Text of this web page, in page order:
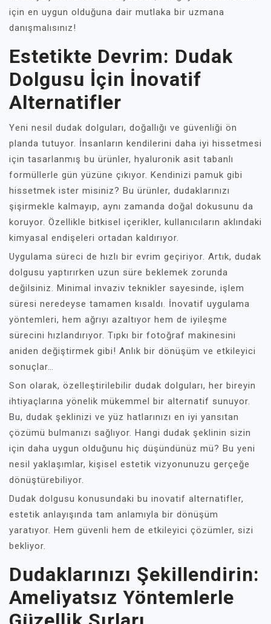
için en uygun olduğuna dair mutlaka bir uzmana
danışmalısınız!
Estetikte Devrim: Dudak
Dolgusu İçin İnovatif
Alternatifler
Yeni nesil dudak dolguları, doğallığı ve güvenliği ön
planda tutuyor. İnsanların kendilerini daha iyi hissetmesi
için tasarlanmış bu ürünler, hyaluronik asit tabanlı
formüllerle gün yüzüne çıkıyor. Kendinizi pamuk gibi
hissetmek ister misiniz? Bu ürünler, dudaklarınızı
şişirmekle kalmayıp, aynı zamanda doğal dokusunu da
koruyor. Özellikle bitkisel içerikler, kullanıcıların aklındaki
kimyasal endişeleri ortadan kaldırıyor.
Uygulama süreci de hızlı bir evrim geçiriyor. Artık, dudak
dolgusu yaptırırken uzun süre beklemek zorunda
değilsiniz. Minimal invaziv teknikler sayesinde, işlem
süresi neredeyse tamamen kısaldı. İnovatif uygulama
yöntemleri, hem ağrıyı azaltıyor hem de iyileşme
sürecini hızlandırıyor. Tıpkı bir fotoğraf makinesini
aniden değiştirmek gibi! Anlık bir dönüşüm ve etkileyici
sonuçlar…
Son olarak, özelleştirilebilir dudak dolguları, her bireyin
ihtiyaçlarına yönelik mükemmel bir alternatif sunuyor.
Bu, dudak şeklinizi ve yüz hatlarınızı en iyi yansıtan
çözümü bulmanızı sağlıyor. Hangi dudak şeklinin sizin
için daha uygun olduğunu hiç düşündünüz mü? Bu yeni
nesil yaklaşımlar, kişisel estetik vizyonunuzu gerçeğe
dönüştürebiliyor.
Dudak dolgusu konusundaki bu inovatif alternatifler,
estetik anlayışında tam anlamıyla bir dönüşüm
yaratıyor. Hem güvenli hem de etkileyici çözümler, sizi
bekliyor.
Dudaklarınızı Şekillendirin:
Ameliyatsız Yöntemlerle